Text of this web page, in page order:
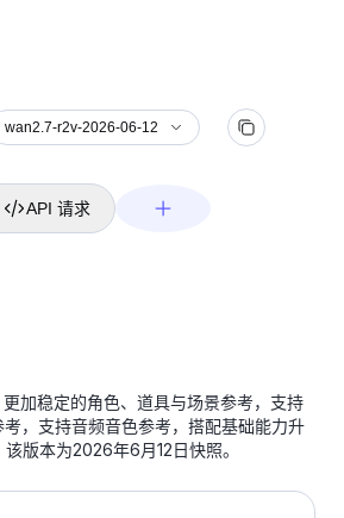
wan2.7-r2v-2026-06-12
API 请求
加稳定的角色、道具与场景参考，支持
，支持音频音色参考，搭配基础能力升
版本为2026年6月12日快照。